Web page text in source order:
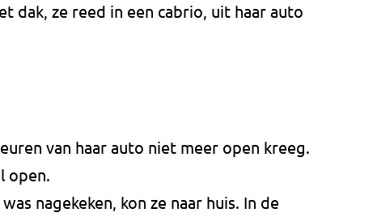
dak, ze reed in een cabrio, uit haar auto
van haar auto niet meer open kreeg.
open.
nagekeken, kon ze naar huis. In de